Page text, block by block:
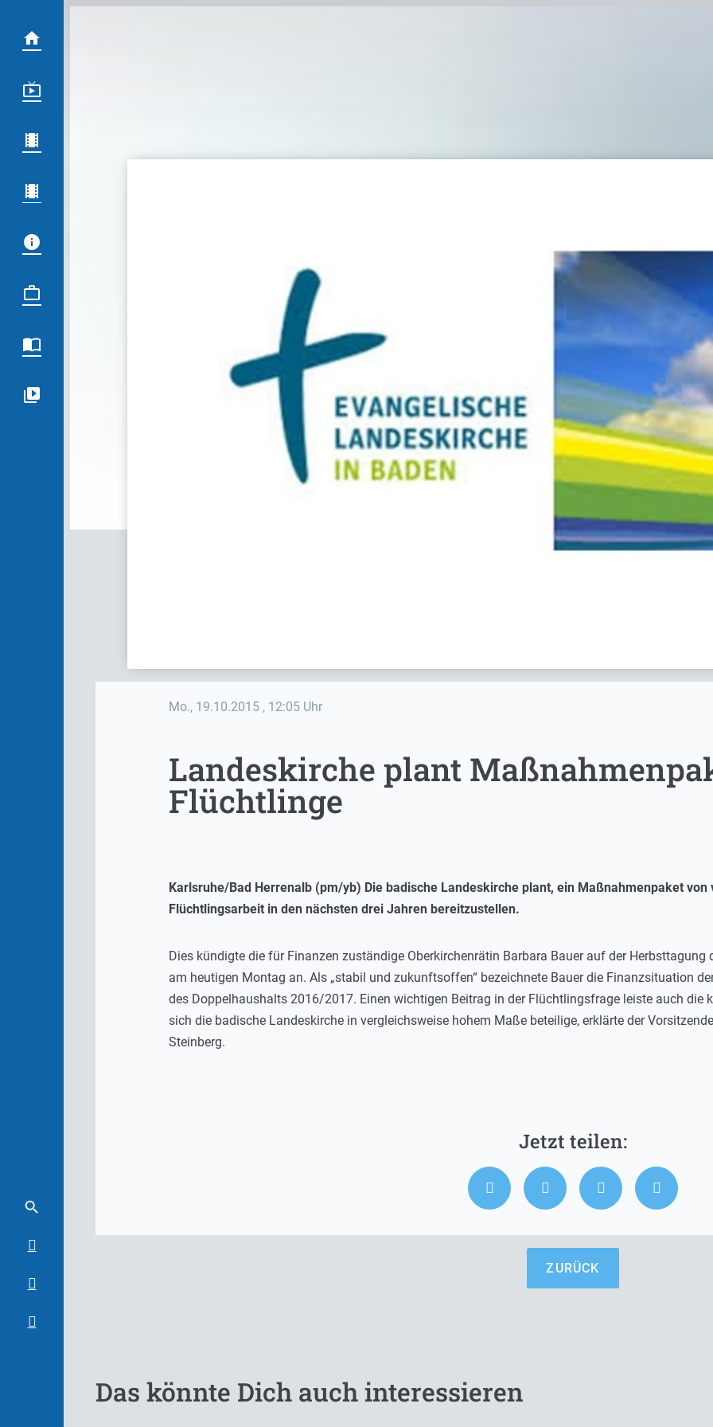
Mo., 19.10.2015 , 12:05 Uhr
Landeskirche plant
Flüchtlinge
Karlsruhe/Bad Herrenalb (pm/yb) Die badische Landeskirche plant, ein Maßnahmenpaket
Flüchtlingsarbeit in den nächsten drei Jahren bereitzustellen.
Dies kündigte die für Finanzen zuständige Oberkirchenrätin Barbara Bauer auf der
am heutigen Montag an. Als „stabil und zukunftsoffen“ bezeichnete Bauer die Finanzsituation
des Doppelhaushalts 2016/2017. Einen wichtigen Beitrag in der Flüchtlingsfrage leiste auch die
sich die badische Landeskirche in vergleichsweise hohem Maße beteilige, erklärte der
Steinberg.
ZURÜCK
Das könnte Dich auch interessieren